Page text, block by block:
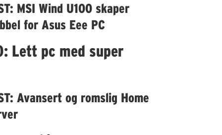
MSI Wind U100 skaper
for Asus Eee PC
Lett pc med super
Avansert og romslig Home